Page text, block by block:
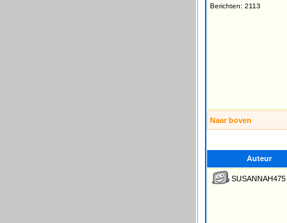
Berichten: 2113
Naar boven
Auteur
SUSANNAH475